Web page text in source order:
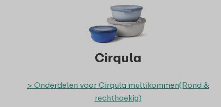
Cirqula
> Onderdelen voor Cirqula multikommen(Rond &
rechthoekig)